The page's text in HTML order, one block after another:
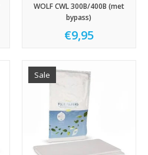
WOLF CWL 300B/400B (met
bypass)
€9,95
Sale